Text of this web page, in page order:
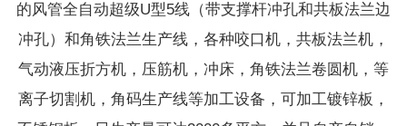
的风管全自动超级U型5线（带支撑杆冲孔和共板法兰边
冲孔）和角铁法兰生产线，各种咬口机，共板法兰机，
气动液压折方机，压筋机，冲床，角铁法兰卷圆机，等
离子切割机，角码生产线等加工设备，可加工镀锌板，